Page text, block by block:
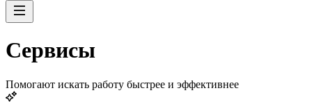
Сервисы
Помогают искать работу быстрее и эффективнее